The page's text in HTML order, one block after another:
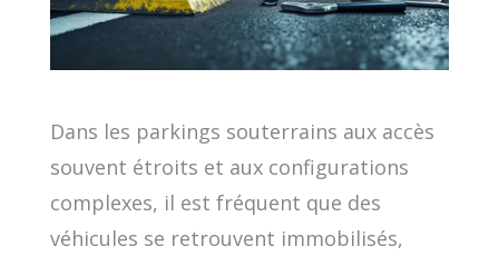
Dans les parkings souterrains aux accès
souvent étroits et aux configurations
complexes, il est fréquent que des
véhicules se retrouvent immobilisés,